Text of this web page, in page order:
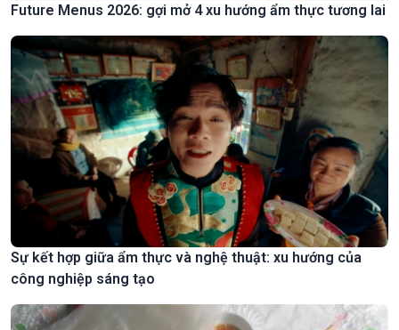
Future Menus 2026: gợi mở 4 xu hướng ẩm thực tương lai
Sự kết hợp giữa ẩm thực và nghệ thuật: xu hướng của
công nghiệp sáng tạo